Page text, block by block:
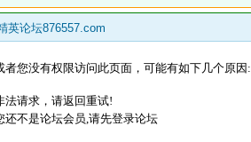
英论坛876557.com
者您没有权限访问此页面，可能有如下几个原因:
法请求，请返回重试!
还不是论坛会员,请先登录论坛